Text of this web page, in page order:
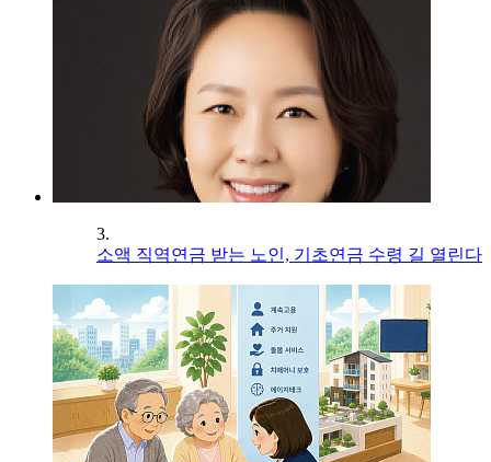
3.
소액 직역연금 받는 노인, 기초연금 수령 길 열린다